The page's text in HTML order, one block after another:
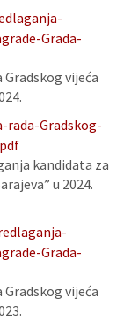
Grada-
vijeća
Gradskog-
kandidata za
u 2024.
Grada-
vijeća